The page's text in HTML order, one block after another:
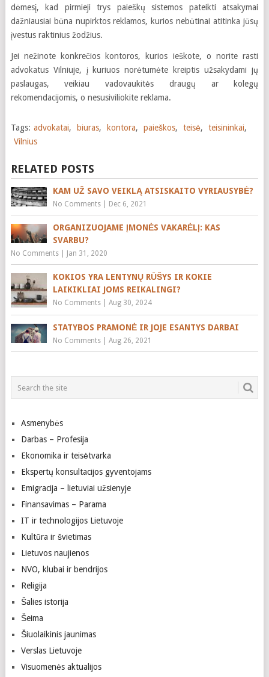
dėmesį, kad pirmieji trys paieškų sistemos pateikti atsakymai
dažniausiai būna nupirktos reklamos, kurios nebūtinai atitinka jūsų
įvestus raktinius žodžius.
Jei nežinote konkrečios kontoros, kurios ieškote, o norite rasti
advokatus Vilniuje, į kuriuos norėtumėte kreiptis užsakydami jų
paslaugas, veikiau vadovaukitės draugų ar kolegų
rekomendacijomis, o nesusiviliokite reklama.
Tags: advokatai, biuras, kontora, paieškos, teisė, teisininkai,
Vilnius
RELATED POSTS
KAM UŽ SAVO VEIKLĄ ATSISKAITO VYRIAUSYBĖ?
No Comments| Dec 6, 2021
ORGANIZUOJAME ĮMONĖS VAKARĖLĮ: KAS
SVARBU?
No Comments| Jan 31, 2020
KOKIOS YRA LENTYNŲ RŪŠYS IR KOKIE
LAIKIKLIAI JOMS REIKALINGI?
No Comments| Aug 30, 2024
STATYBOS PRAMONĖ IR JOJE ESANTYS DARBAI
No Comments| Aug 26, 2021
Asmenybės
Darbas – Profesija
Ekonomika ir teisėtvarka
Ekspertų konsultacijos gyventojams
Emigracija – lietuviai užsienyje
Finansavimas – Parama
IT ir technologijos Lietuvoje
Kultūra ir švietimas
Lietuvos naujienos
NVO, klubai ir bendrijos
Religija
Šalies istorija
Šeima
Šiuolaikinis jaunimas
Verslas Lietuvoje
Visuomenės aktualijos